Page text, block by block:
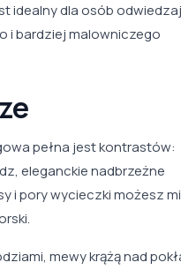
idealny dla osób
i bardziej malowniczego
pełna jest kontrastów:
eleganckie nadbrzeżne
i pory wycieczki możesz
mewy krążą nad